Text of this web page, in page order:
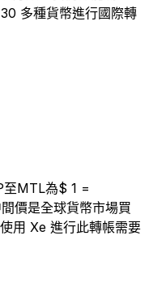
多種貨幣進行國際轉
至MTL為$ 1 =
價是全球貨幣市場買
用 Xe 進行此轉帳需要